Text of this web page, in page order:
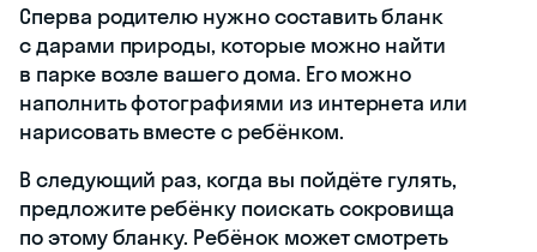
Сперва родителю нужно составить бланк
с дарами природы, которые можно найти
в парке возле вашего дома. Его можно
наполнить фотографиями из интернета или
нарисовать вместе с ребёнком.
В следующий раз, когда вы пойдёте гулять,
предложите ребёнку поискать сокровища
по этому бланку. Ребёнок может смотреть